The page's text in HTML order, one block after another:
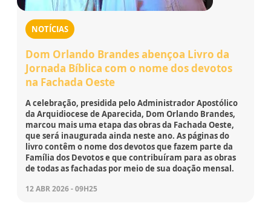
NOTÍCIAS
Dom Orlando Brandes abençoa Livro da
Jornada Bíblica com o nome dos devotos
na Fachada Oeste
A celebração, presidida pelo Administrador Apostólico
da Arquidiocese de Aparecida, Dom Orlando Brandes,
marcou mais uma etapa das obras da Fachada Oeste,
que será inaugurada ainda neste ano. As páginas do
livro contêm o nome dos devotos que fazem parte da
Família dos Devotos e que contribuíram para as obras
de todas as fachadas por meio de sua doação mensal.
12 ABR 2026 - 09H25